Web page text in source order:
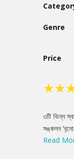
Genre
Price
★★
৩টি ভিন্ন
সঙ্কলন
ওয়েস্টের
Read